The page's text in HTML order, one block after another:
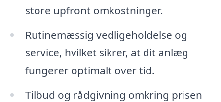
store upfront omkostninger.
Rutinemæssig vedligeholdelse og
service, hvilket sikrer, at dit anlæg
fungerer optimalt over tid.
Tilbud og rådgivning omkring prisen